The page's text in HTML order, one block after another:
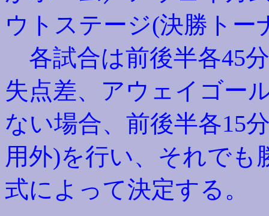
ウトステージ(決勝トー
各試合は前後半各45
失点差、アウェイゴー
ない場合、前後半各15
用外)を行い、 それでも
式によって決定する。